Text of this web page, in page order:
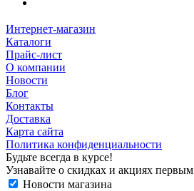
Интернет-магазин
Каталоги
Прайс-лист
О компании
Новости
Блог
Контакты
Доставка
Карта сайта
Политика конфиденциальности
Будьте всегда в курсе!
Узнавайте о скидках и акциях первым
Новости магазина